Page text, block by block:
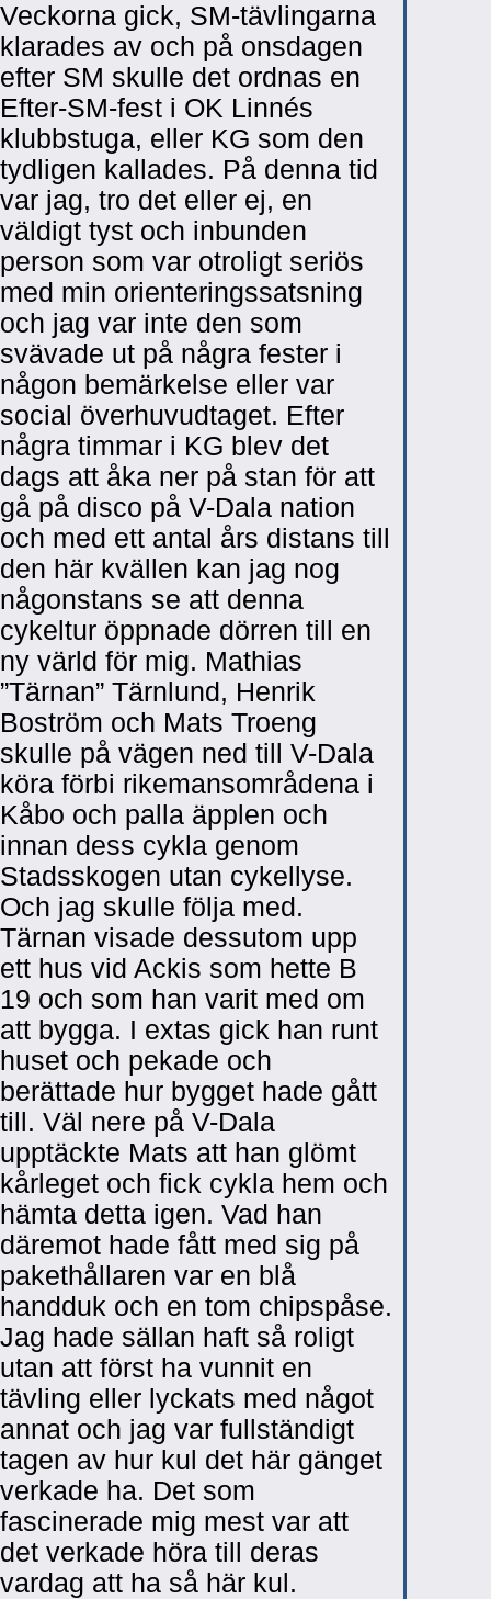
Veckorna gick, SM-tävlingarna
klarades av och på onsdagen
efter SM skulle det ordnas en
Efter-SM-fest i OK Linnés
klubbstuga, eller KG som den
tydligen kallades. På denna tid
var jag, tro det eller ej, en
väldigt tyst och inbunden
person som var otroligt seriös
med min orienteringssatsning
och jag var inte den som
svävade ut på några fester i
någon bemärkelse eller var
social överhuvudtaget. Efter
några timmar i KG blev det
dags att åka ner på stan för att
gå på disco på V-Dala nation
och med ett antal års distans till
den här kvällen kan jag nog
någonstans se att denna
cykeltur öppnade dörren till en
ny värld för mig. Mathias
”Tärnan” Tärnlund, Henrik
Boström och Mats Troeng
skulle på vägen ned till V-Dala
köra förbi rikemansområdena i
Kåbo och palla äpplen och
innan dess cykla genom
Stadsskogen utan cykellyse.
Och jag skulle följa med.
Tärnan visade dessutom upp
ett hus vid Ackis som hette B
19 och som han varit med om
att bygga. I extas gick han runt
huset och pekade och
berättade hur bygget hade gått
till. Väl nere på V-Dala
upptäckte Mats att han glömt
kårleget och fick cykla hem och
hämta detta igen. Vad han
däremot hade fått med sig på
pakethållaren var en blå
handduk och en tom chipspåse.
Jag hade sällan haft så roligt
utan att först ha vunnit en
tävling eller lyckats med något
annat och jag var fullständigt
tagen av hur kul det här gänget
verkade ha. Det som
fascinerade mig mest var att
det verkade höra till deras
vardag att ha så här kul.